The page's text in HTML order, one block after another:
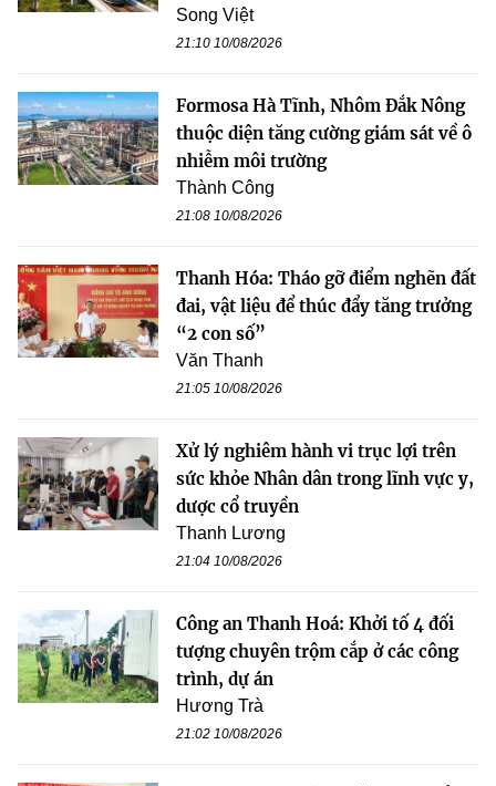
Song Việt
21:10 10/08/2026
Formosa Hà Tĩnh, Nhôm Đắk Nông
thuộc diện tăng cường giám sát về ô
nhiễm môi trường
Thành Công
21:08 10/08/2026
Thanh Hóa: Tháo gỡ điểm nghẽn đất
đai, vật liệu để thúc đẩy tăng trưởng
“2 con số”
Văn Thanh
21:05 10/08/2026
Xử lý nghiêm hành vi trục lợi trên
sức khỏe Nhân dân trong lĩnh vực y,
dược cổ truyền
Thanh Lương
21:04 10/08/2026
Công an Thanh Hoá: Khởi tố 4 đối
tượng chuyên trộm cắp ở các công
trình, dự án
Hương Trà
21:02 10/08/2026